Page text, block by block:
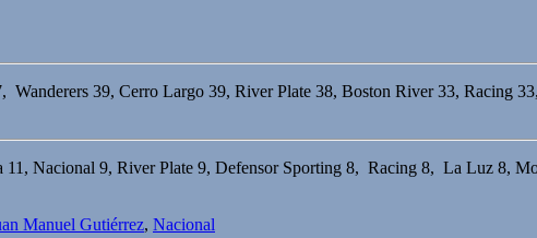
39, Cerro Largo 39, River Plate 38, Boston River 33, Racing
Nacional 9, River Plate 9, Defensor Sporting 8, Racing 8, La Luz 8,
Manuel Gutiérrez, Nacional